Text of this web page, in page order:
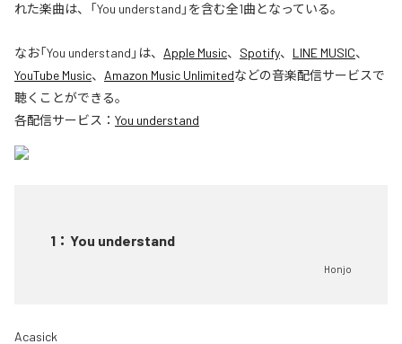
れた楽曲は、「You understand」を含む全1曲となっている。
なお「You understand 」は、 Apple Music、 Spotify、 LINE MUSIC、
YouTube Music、 Amazon Music Unlimitedなどの音楽配信サービスで
聴くことができる。
各配信サービス： You understand
1 ： You understand
Honjo
Acasick